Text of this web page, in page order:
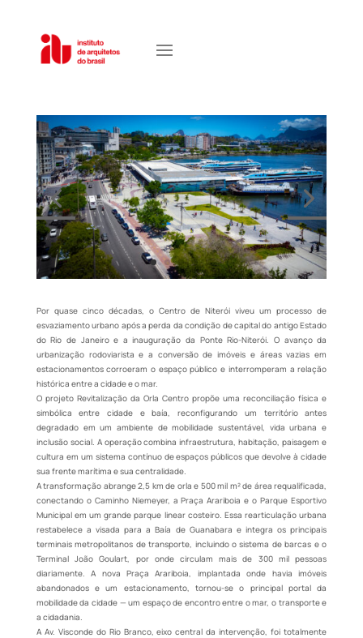
Por quase cinco décadas, o Centro de Niterói viveu um processo de
esvaziamento urbano após a perda da condição de capital do antigo Estado
do Rio de Janeiro e a inauguração da Ponte Rio-Niterói. O avanço da
urbanização rodoviarista e a conversão de imóveis e áreas vazias em
estacionamentos corroeram o espaço público e interromperam a relação
histórica entre a cidade e o mar.
O projeto Revitalização da Orla Centro propõe uma reconciliação física e
simbólica entre cidade e baía, reconfigurando um território antes
degradado em um ambiente de mobilidade sustentável, vida urbana e
inclusão social. A operação combina infraestrutura, habitação, paisagem e
cultura em um sistema contínuo de espaços públicos que devolve à cidade
sua frente marítima e sua centralidade.
A transformação abrange 2,5 km de orla e 500 mil m² de área requalificada,
conectando o Caminho Niemeyer, a Praça Arariboia e o Parque Esportivo
Municipal em um grande parque linear costeiro. Essa rearticulação urbana
restabelece a visada para a Baía de Guanabara e integra os principais
terminais metropolitanos de transporte, incluindo o sistema de barcas e o
Terminal João Goulart, por onde circulam mais de 300 mil pessoas
diariamente. A nova Praça Arariboia, implantada onde havia imóveis
abandonados e um estacionamento, tornou-se o principal portal da
mobilidade da cidade — um espaço de encontro entre o mar, o transporte e
a cidadania.
A Av. Visconde do Rio Branco, eixo central da intervenção, foi totalmente